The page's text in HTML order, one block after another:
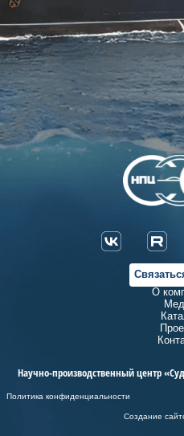
О
Научно-производственный центр
Политика конфиденциальности
Создание